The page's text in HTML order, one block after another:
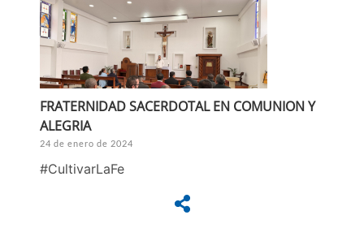
FRATERNIDAD SACERDOTAL EN COMUNION Y
ALEGRIA
24 de enero de 2024
#CultivarLaFe